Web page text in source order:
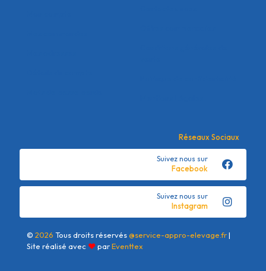
Réseaux Sociaux
Facebook
Suivez nous sur
Instagram
Suivez nous sur
© 2026 Tous droits réservés@service-appro-elevage.fr|
Site réalisé avec ❤parEventtex